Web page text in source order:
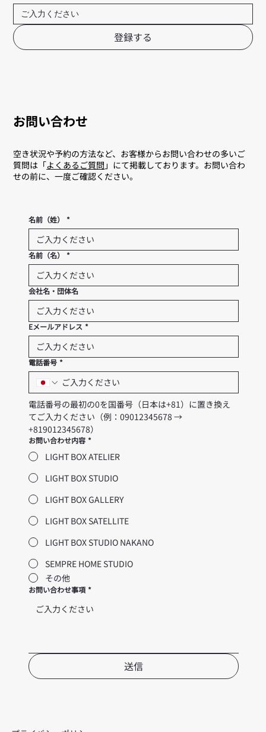
お問い合わせ
空き状況や予約の方法など、お客様からお問い合わせの多いご
質問は「よくあるご質問 」にて掲載しております。お問い合わ
せの前に、一度ご確認ください。
名前（姓） *
名前（名） *
会社名・団体名
Eメールアドレス *
電話番号 *
電話番号の最初の0を国番号（日本は+81）に置き換え
てご入力ください（例：09012345678 →
+819012345678）
お問い合わせ内容 *
LIGHT BOX ATELIER
LIGHT BOX STUDIO
LIGHT BOX GALLERY
LIGHT BOX SATELLITE
LIGHT BOX STUDIO NAKANO
SEMPRE HOME STUDIO
その他
お問い合わせ事項 *
送信
登録する